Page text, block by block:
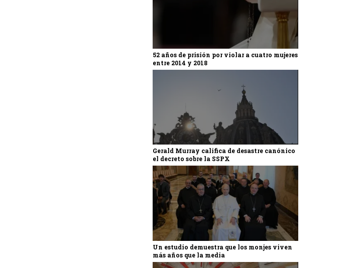
52 años de prisión por violar a cuatro mujeres
entre 2014 y 2018
Gerald Murray califica de desastre canónico
el decreto sobre la SSPX
Un estudio demuestra que los monjes viven
más años que la media